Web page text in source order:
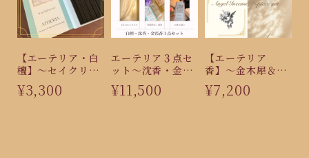
【エーテリア・白
檀】〜セイクリッ
ドインセンス〜
¥3,300
エーテリア３点セ
ット〜沈香・金霞
香・白檀
¥11,500
【エーテリア
香】〜金木犀＆ミ
モザ２点セット〜
エンジェルインセ
¥7,200